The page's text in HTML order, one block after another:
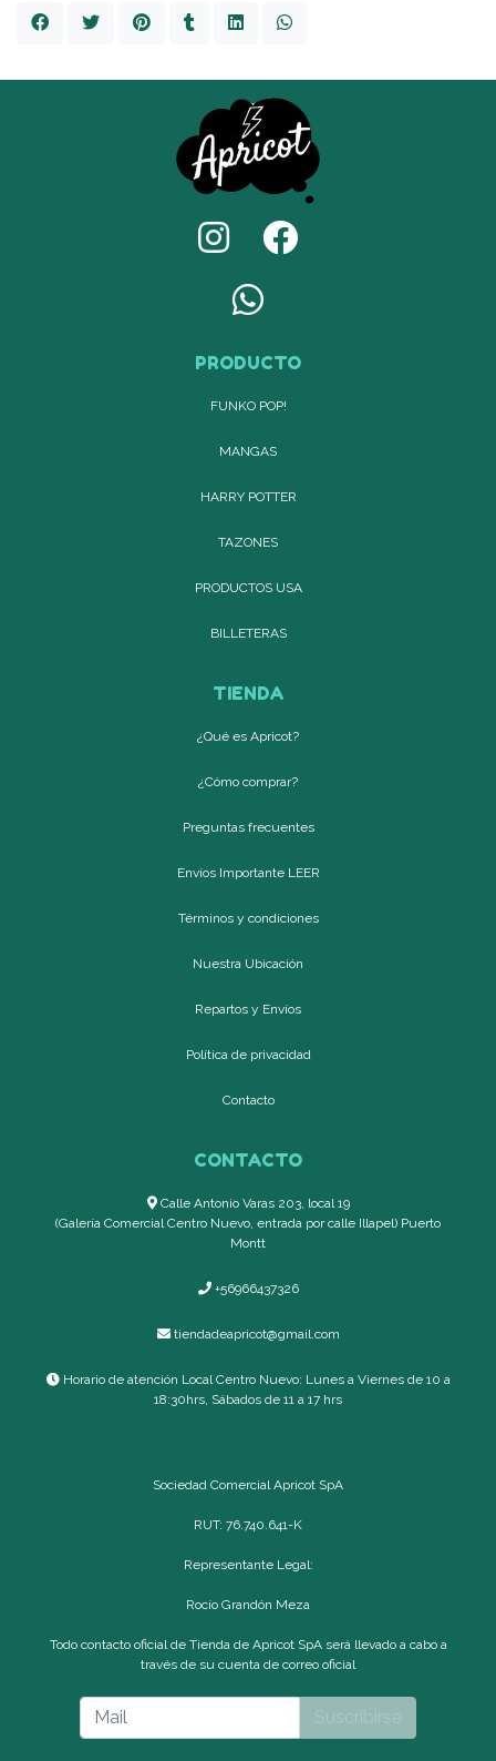
PRODUCTO
FUNKO POP!
MANGAS
HARRY POTTER
TAZONES
PRODUCTOS USA
BILLETERAS
TIENDA
¿Qué es Apricot?
¿Cómo comprar?
Preguntas frecuentes
Envíos Importante LEER
Términos y condiciones
Nuestra Ubicación
Repartos y Envíos
Política de privacidad
Contacto
CONTACTO
Calle Antonio Varas 203, local 19
(Galería Comercial Centro Nuevo, entrada por calle Illapel) Puerto
Montt
+56966437326
tiendadeapricot@gmail.com
Horario de atención Local Centro Nuevo: Lunes a Viernes de 10 a
18:30hrs, Sábados de 11 a 17 hrs
Sociedad Comercial Apricot SpA
RUT: 76.740.641-K
Representante Legal:
Rocío Grandón Meza
Todo contacto oficial de Tienda de Apricot SpA será llevado a cabo a
través de su cuenta de correo oficial